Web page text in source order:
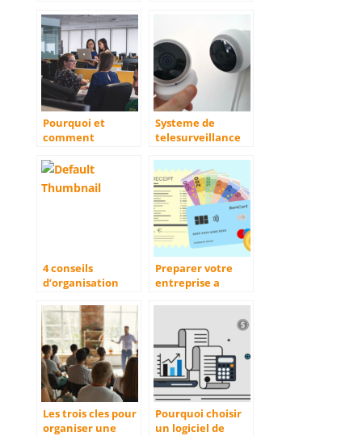
poulet s’adapte a
l’evolution des
habitudes de
consommation ?
Pourquoi et
comment
evenements
d’entreprise ?
Systeme de
telesurveillance
quels sont les
avantages ?
4 conseils
d’organisation
freelances
Preparer votre
entreprise a
entrepreneurs
Les trois cles pour
organiser une
Pourquoi choisir
un logiciel de